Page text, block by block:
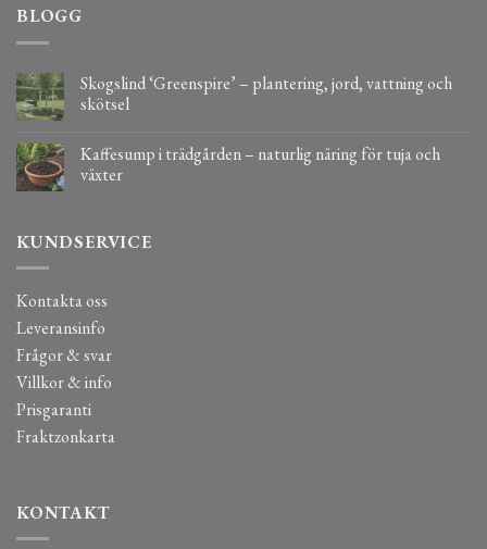
BLOGG
Skogslind ‘Greenspire’ – plantering, jord, vattning och
skötsel
Kaffesump i trädgården – naturlig näring för tuja och
växter
KUNDSERVICE
Kontakta oss
Leveransinfo
Frågor & svar
Villkor & info
Prisgaranti
Fraktzonkarta
KONTAKT